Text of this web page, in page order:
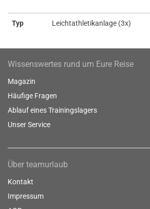
Typ Leichtathletikanlage (3x)
Wissenswertes rund um Eure Reise
Magazin
Häufige Fragen
Ablauf eines Trainingslagers
Unser Service
Über teamurlaub
Kontakt
Impressum